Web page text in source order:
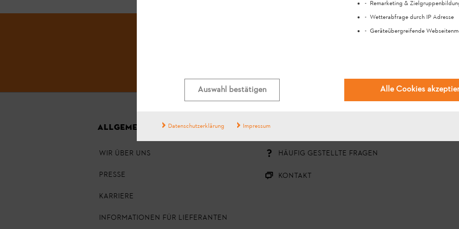
ALLGEMEINE INFORMATIONEN
WIR ÜBER UNS
PRESSE
KARRIERE
INFORMATIONEN FÜR LIEFERANTEN
HABEN SIE FRAGEN?
HÄUFIG GESTELLTE FRAGEN
KONTAKT
Remarketing &
Wetterabfrage durch IP Adresse
Geräteübergreifende
Auswahl bestätigen Alle Cookies
Datenschutzerklärung Impressum